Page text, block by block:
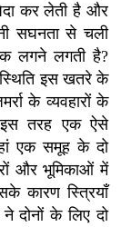
कर लेती है और
सघनता से चली
लगने लगती है?
स्थिति इस खतरे के
के व्यवहारों के
इस तरह एक ऐसे
एक समूह के दो
और भूमिकाओं में
कारण स्त्रियाँ
दोनों के लिए दो